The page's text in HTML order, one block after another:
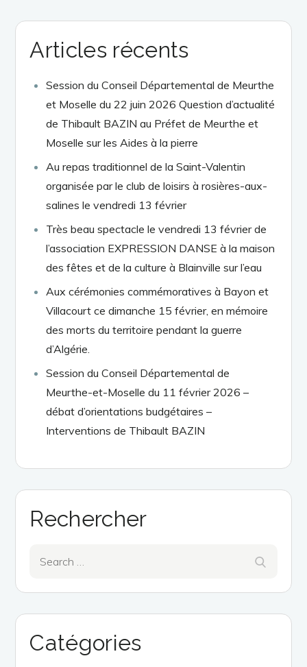
Articles récents
Session du Conseil Départemental de Meurthe
et Moselle du 22 juin 2026 Question d’actualité
de Thibault BAZIN au Préfet de Meurthe et
Moselle sur les Aides à la pierre
Au repas traditionnel de la Saint-Valentin
organisée par le club de loisirs à rosières-aux-
salines le vendredi 13 février
Très beau spectacle le vendredi 13 février de
l’association EXPRESSION DANSE à la maison
des fêtes et de la culture à Blainville sur l’eau
Aux cérémonies commémoratives à Bayon et
Villacourt ce dimanche 15 février, en mémoire
des morts du territoire pendant la guerre
d’Algérie.
Session du Conseil Départemental de
Meurthe-et-Moselle du 11 février 2026 –
débat d’orientations budgétaires –
Interventions de Thibault BAZIN
Rechercher
Catégories